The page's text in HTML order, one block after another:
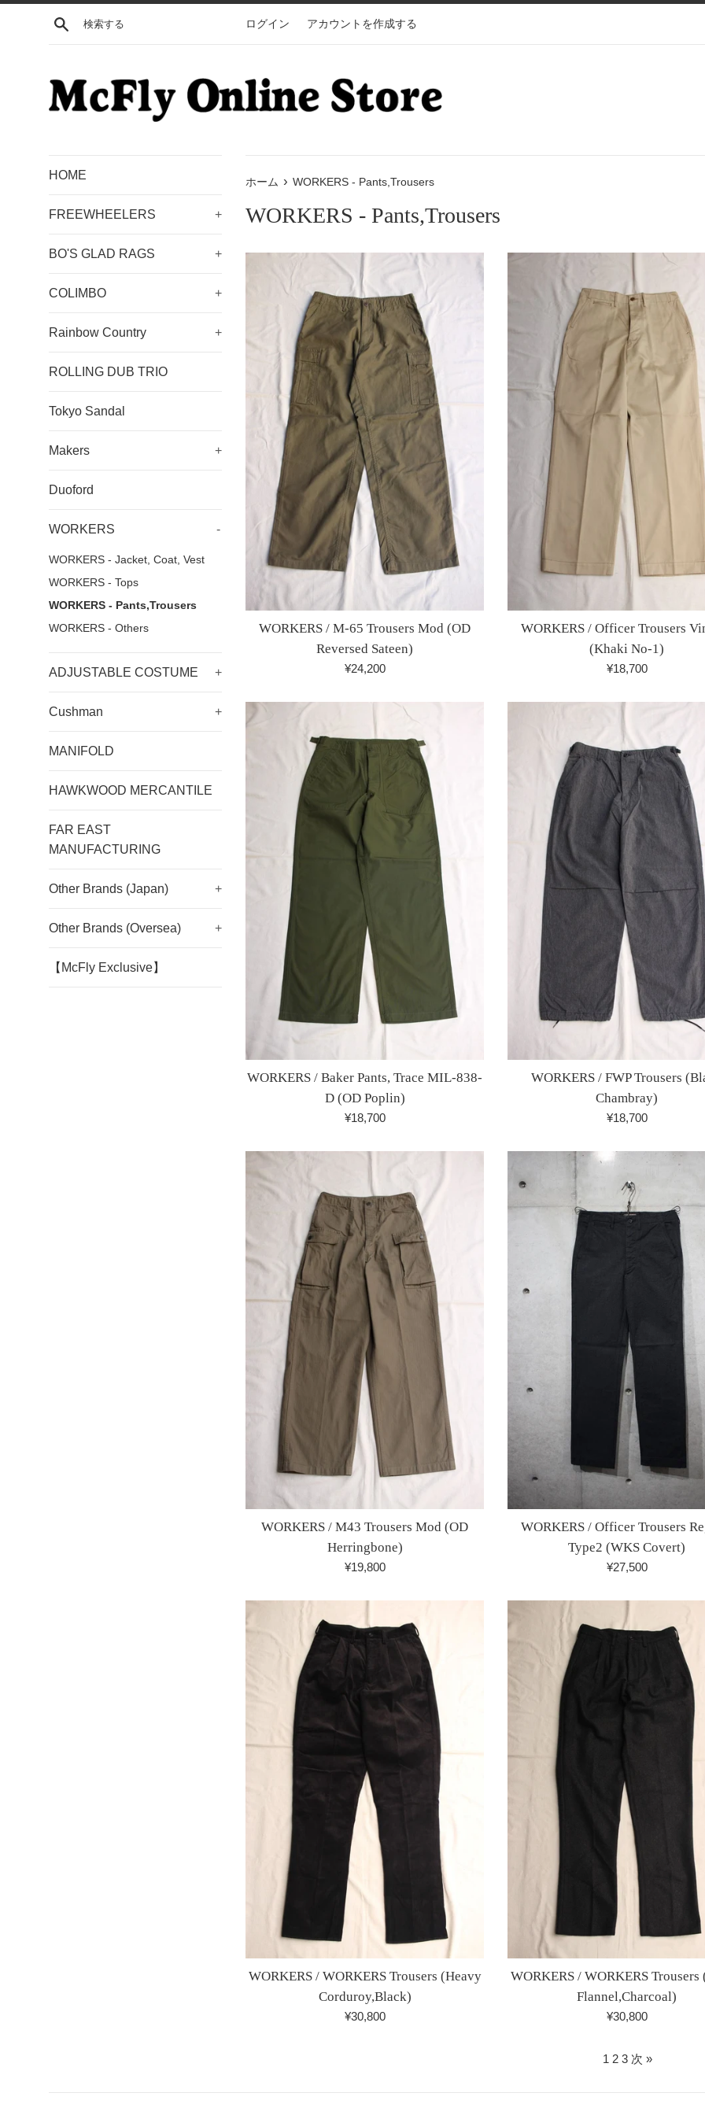
コ
検索する ログイン アカウントを作成する
HOME
FREEWHEELERS +
BO'S GLAD RAGS +
COLIMBO +
Rainbow Country +
ROLLING DUB TRIO
Tokyo Sandal
Makers +
Duoford
WORKERS -
WORKERS - Jacket, Coat, Vest
WORKERS - Tops
WORKERS - Pants,Trousers
WORKERS - Others
ADJUSTABLE COSTUME +
Cushman +
MANIFOLD
HAWKWOOD MERCANTILE
FAR EAST
MANUFACTURING
Other Brands (Japan) +
Other Brands (Oversea) +
【McFly Exclusive】
ホーム › WORKERS - Pants,Trousers
WORKERS - Pants,Trousers
WORKERS / M-65 Trousers Mod (OD
Reversed Sateen)
通
価
¥24,200
WORKERS / Officer Trousers
(Khaki No-1)
通
価
¥18,700
WORKERS / Baker Pants, Trace MIL-838-
D (OD Poplin)
通
価
¥18,700
WORKERS / FWP Trousers
Chambray)
通
価
¥18,700
WORKERS / M43 Trousers Mod (OD
Herringbone)
通
価
格
¥19,800
WORKERS / Officer Trousers
Type2 (WKS Covert)
通
価
¥27,500
WORKERS / WORKERS Trousers (Heavy
Corduroy,Black)
通
¥30,800
WORKERS / WORKERS Trousers
Flannel,Charcoal)
通
価
¥30,800
1 2 3 次 »